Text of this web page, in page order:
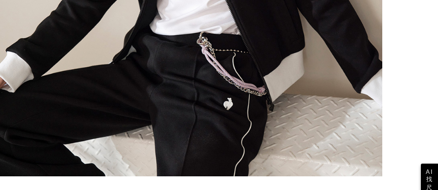
AFTEEの初回ご利用の際に、審査を通過すれば、最高額がNT$10,000に
なります。支払い期限を過ぎた場合、その金額に基づいて年利20%の遅
延滞納金が加算されます。未成年の利用者は、事前に法定代理人または
後見人の同意を得ればAFTEEをご利用いただけます。
個人情報の処理、利用について疑問がある、または関連する法律の権利
を行使したい場合は、ネットプロテクションズ
cs_tw@netprotections.co.jp
にご連絡ください。上記に示した個人情報
を、必要な購入注文書とあわせてAFTEEにご提供いただく、または
AFTEEにあなたの個人情報の収集、処理、利用を許可することににご同
意いただけない場合は、当サービスを選択しないでください。
AI
找
尺